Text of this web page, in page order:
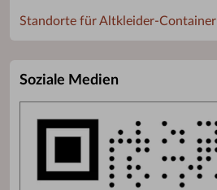
Standorte für Altkleider-Container
Soziale Medien